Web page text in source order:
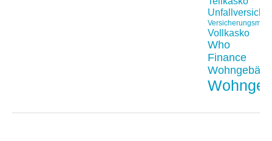
Vollkasko
Who
Finance